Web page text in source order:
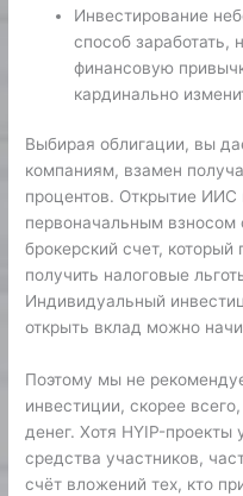
Инвестирование
способ заработать,
финансовую
кардинально
Выбирая облигации, вы
компаниям, взамен
процентов. Открытие
первоначальным взносом
брокерский счет,
получить налоговые
Индивидуальный
открыть вклад можно
Поэтому мы не
инвестиции, скорее
денег. Хотя HYIP-
средства участников,
счёт вложений тех, кто